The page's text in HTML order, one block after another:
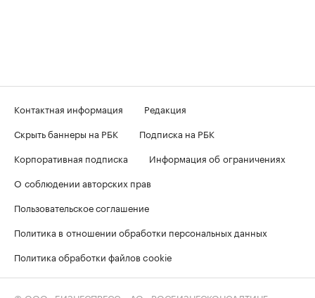
Контактная информация
Редакция
Скрыть баннеры на РБК
Подписка на РБК
Корпоративная подписка
Информация об ограничениях
О соблюдении авторских прав
Пользовательское соглашение
Политика в отношении обработки персональных данных
Политика обработки файлов cookie